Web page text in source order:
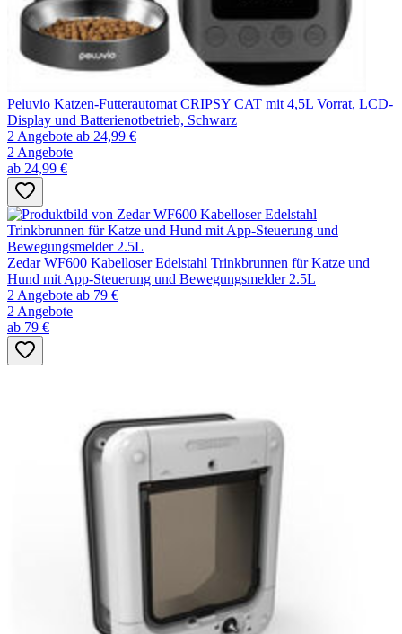
Peluvio Katzen-Futterautomat CRIPSY CAT mit 4,5L Vorrat, LCD-
Display und Batterienotbetrieb, Schwarz
2 Angebote ab 24,99 €
2 Angebote
ab 24,99 €
Zedar WF600 Kabelloser Edelstahl Trinkbrunnen für Katze und
Hund mit App-Steuerung und Bewegungsmelder 2.5L
2 Angebote ab 79 €
2 Angebote
ab 79 €